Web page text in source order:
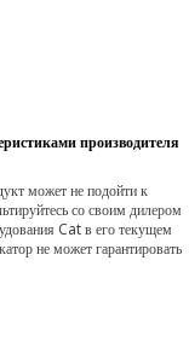
производителя
может не подойти к
со своим дилером
Cat в его текущем
не может гарантировать